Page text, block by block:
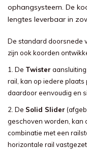
ophangsysteem. De
lengtes leverbaar in
De standard doorsnede
zijn ook koorden
1. De Twister
rail, kan op iedere
daardoor eenvoudig en
2. De Solid Slider
geschoven worden, kan
combinatie met een
horizontale rail